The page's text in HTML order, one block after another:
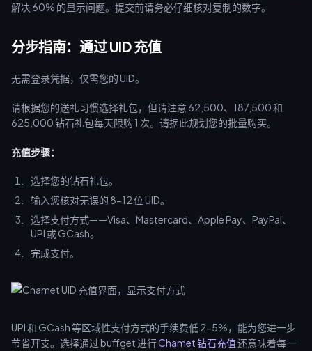
解决 60% 的显示问题。提交前请务必仔细核对复制的数字。
分步指南：通过 UID 充值
无需登录凭据，仅需您的 UID。
请根据您的送礼习惯选择礼包，但请注意 62,500、187,500 和
625,000 钻石礼包每天限购 1 次。请据此规划您的批量购买。
充值步骤：
选择您的钻石礼包。
输入您核对无误的 8-12 位 UID。
选择支付方式——Visa、Mastercard、Apple Pay、PayPal、
UPI 或 GCash。
完成支付。
UPI 和 GCash 等区域性支付方式的手续费低 2-5%，能为您进一步
节省开支。选择通过 buffget 进行Chamet 钻石充值还意味着每一